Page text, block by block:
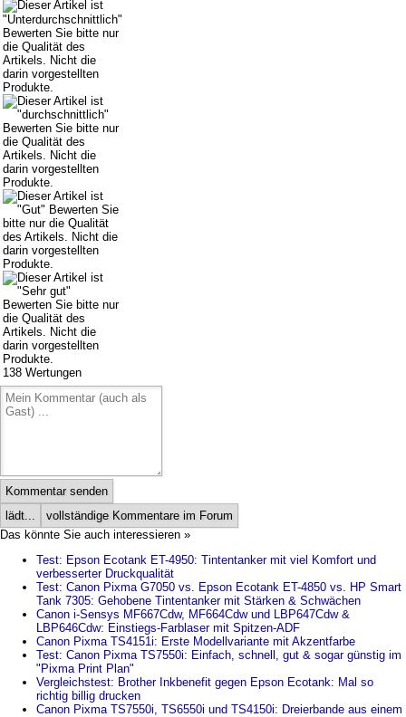
138 Wertungen
Kommentar senden
lädt...
vollständige Kommentare im Forum
Das könnte Sie auch interessieren »
Test: Epson Ecotank ET-4950: Tintentanker mit viel Komfort und
verbesserter Druckqualität
Test: Canon Pixma G7050 vs. Epson Ecotank ET-4850 vs. HP Smart
Tank 7305: Gehobene Tintentanker mit Stärken & Schwächen
Canon i-Sensys MF667Cdw, MF664Cdw und LBP647Cdw &
LBP646Cdw: Einstiegs-Farblaser mit Spitzen-ADF
Canon Pixma TS4151i: Erste Modellvariante mit Akzentfarbe
Test: Canon Pixma TS7550i: Einfach, schnell, gut & sogar günstig im
"Pixma Print Plan"
Vergleichstest: Brother Inkbenefit gegen Epson Ecotank: Mal so
richtig billig drucken
Canon Pixma TS7550i, TS6550i und TS4150i: Dreierbande aus einem